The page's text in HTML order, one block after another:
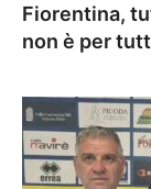
Fiorentina,
non è per